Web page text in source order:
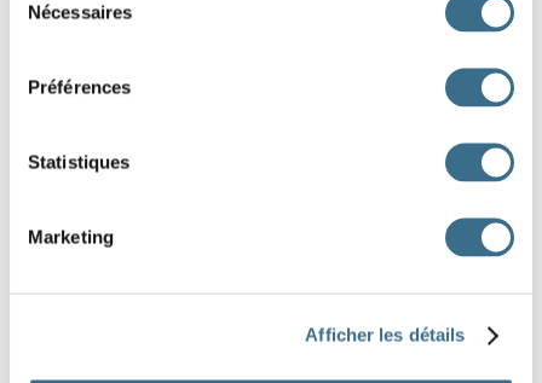
Nécessaires
Préférences
Statistiques
Marketing
Afficher les détails